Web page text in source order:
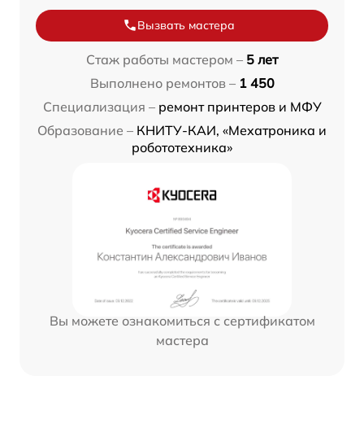
Вызвать мастера
Стаж работы мастером – 5 лет
Выполнено ремонтов – 1 450
Специализация – ремонт принтеров и МФУ
Образование – КНИТУ-КАИ, «Мехатроника и
робототехника»
Вы можете ознакомиться с сертификатом
мастера